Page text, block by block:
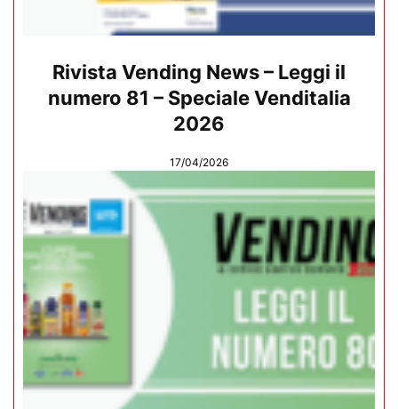
Rivista Vending News – Leggi il
numero 81 – Speciale Venditalia
2026
17/04/2026